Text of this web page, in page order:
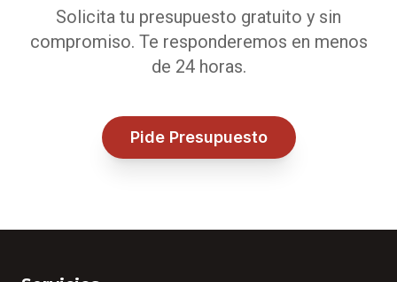
Solicita tu presupuesto gratuito y sin
compromiso. Te responderemos en menos
de 24 horas.
Pide Presupuesto